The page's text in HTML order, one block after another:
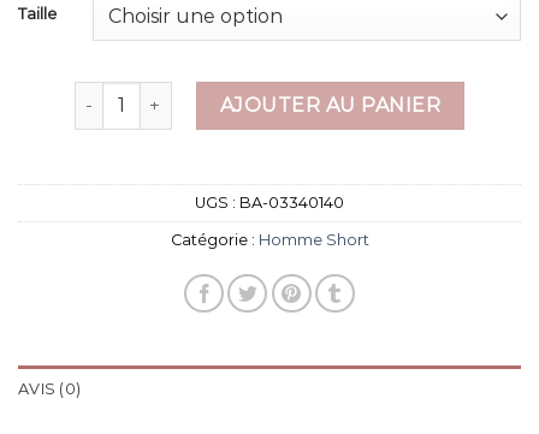
Taille
quantité de homme shortAJOUTER AU PANIER
UGS : BA-03340140
Catégorie : Homme Short
AVIS (0)